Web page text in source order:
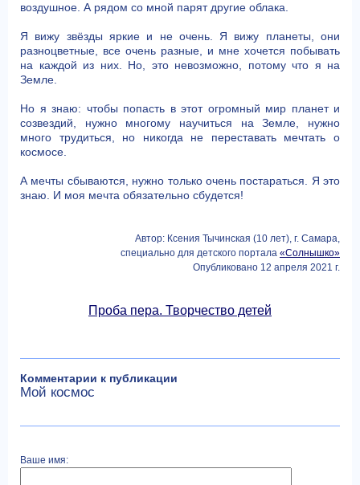
воздушное. А рядом со мной парят другие облака.
Я вижу звёзды яркие и не очень. Я вижу планеты, они
разноцветные, все очень разные, и мне хочется побывать
на каждой из них. Но, это невозможно, потому что я на
Земле.
Но я знаю: чтобы попасть в этот огромный мир планет и
созвездий, нужно многому научиться на Земле, нужно
много трудиться, но никогда не переставать мечтать о
космосе.
А мечты сбываются, нужно только очень постараться. Я это
знаю. И моя мечта обязательно сбудется!
Автор: Ксения Тычинская (10 лет), г. Самара,
специально для детского портала «Солнышко»
Опубликовано 12 апреля 2021 г.
Проба пера. Творчество детей
Комментарии к публикации
Мой космос
Ваше имя: